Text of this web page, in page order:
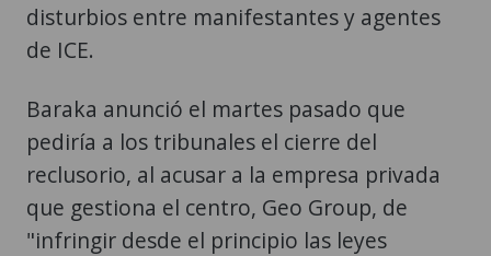
disturbios entre manifestantes y agentes
de ICE.
Baraka anunció el martes pasado que
pediría a los tribunales el cierre del
reclusorio, al acusar a la empresa privada
que gestiona el centro, Geo Group, de
"infringir desde el principio las leyes